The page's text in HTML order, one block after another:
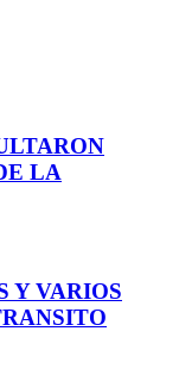
LA
Y VARIOS